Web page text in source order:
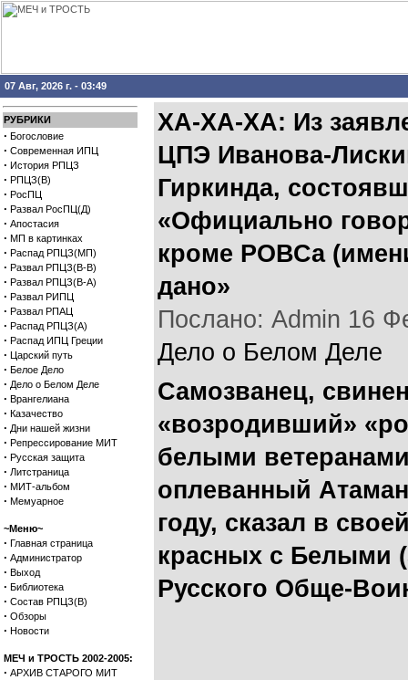
07 Авг, 2026 г. - 03:49
РУБРИКИ
· Богословие
· Современная ИПЦ
· История РПЦЗ
· РПЦЗ(В)
· РосПЦ
· Развал РосПЦ(Д)
· Апостасия
· МП в картинках
· Распад РПЦЗ(МП)
· Развал РПЦЗ(В-В)
· Развал РПЦЗ(В-А)
· Развал РИПЦ
· Развал РПАЦ
· Распад РПЦЗ(А)
· Распад ИПЦ Греции
· Царский путь
· Белое Дело
· Дело о Белом Деле
· Врангелиана
· Казачество
· Дни нашей жизни
· Репрессирование МИТ
· Русская защита
· Литстраница
· МИТ-альбом
· Мемуарное
~Меню~
· Главная страница
· Администратор
· Выход
· Библиотека
· Состав РПЦЗ(В)
· Обзоры
· Новости
МЕЧ и ТРОСТЬ 2002-2005:
· АРХИВ СТАРОГО МИТ
ХА-ХА-ХА: Из
ЦПЭ Иванова-
Гиркинда,
«Официально
кроме РОВСа
дано»
Послано: Admin 16
Дело о Белом Деле
Самозванец,
«возродивший»
белыми
оплеванный
году, сказал в
красных с Белыми
Русского Обще-